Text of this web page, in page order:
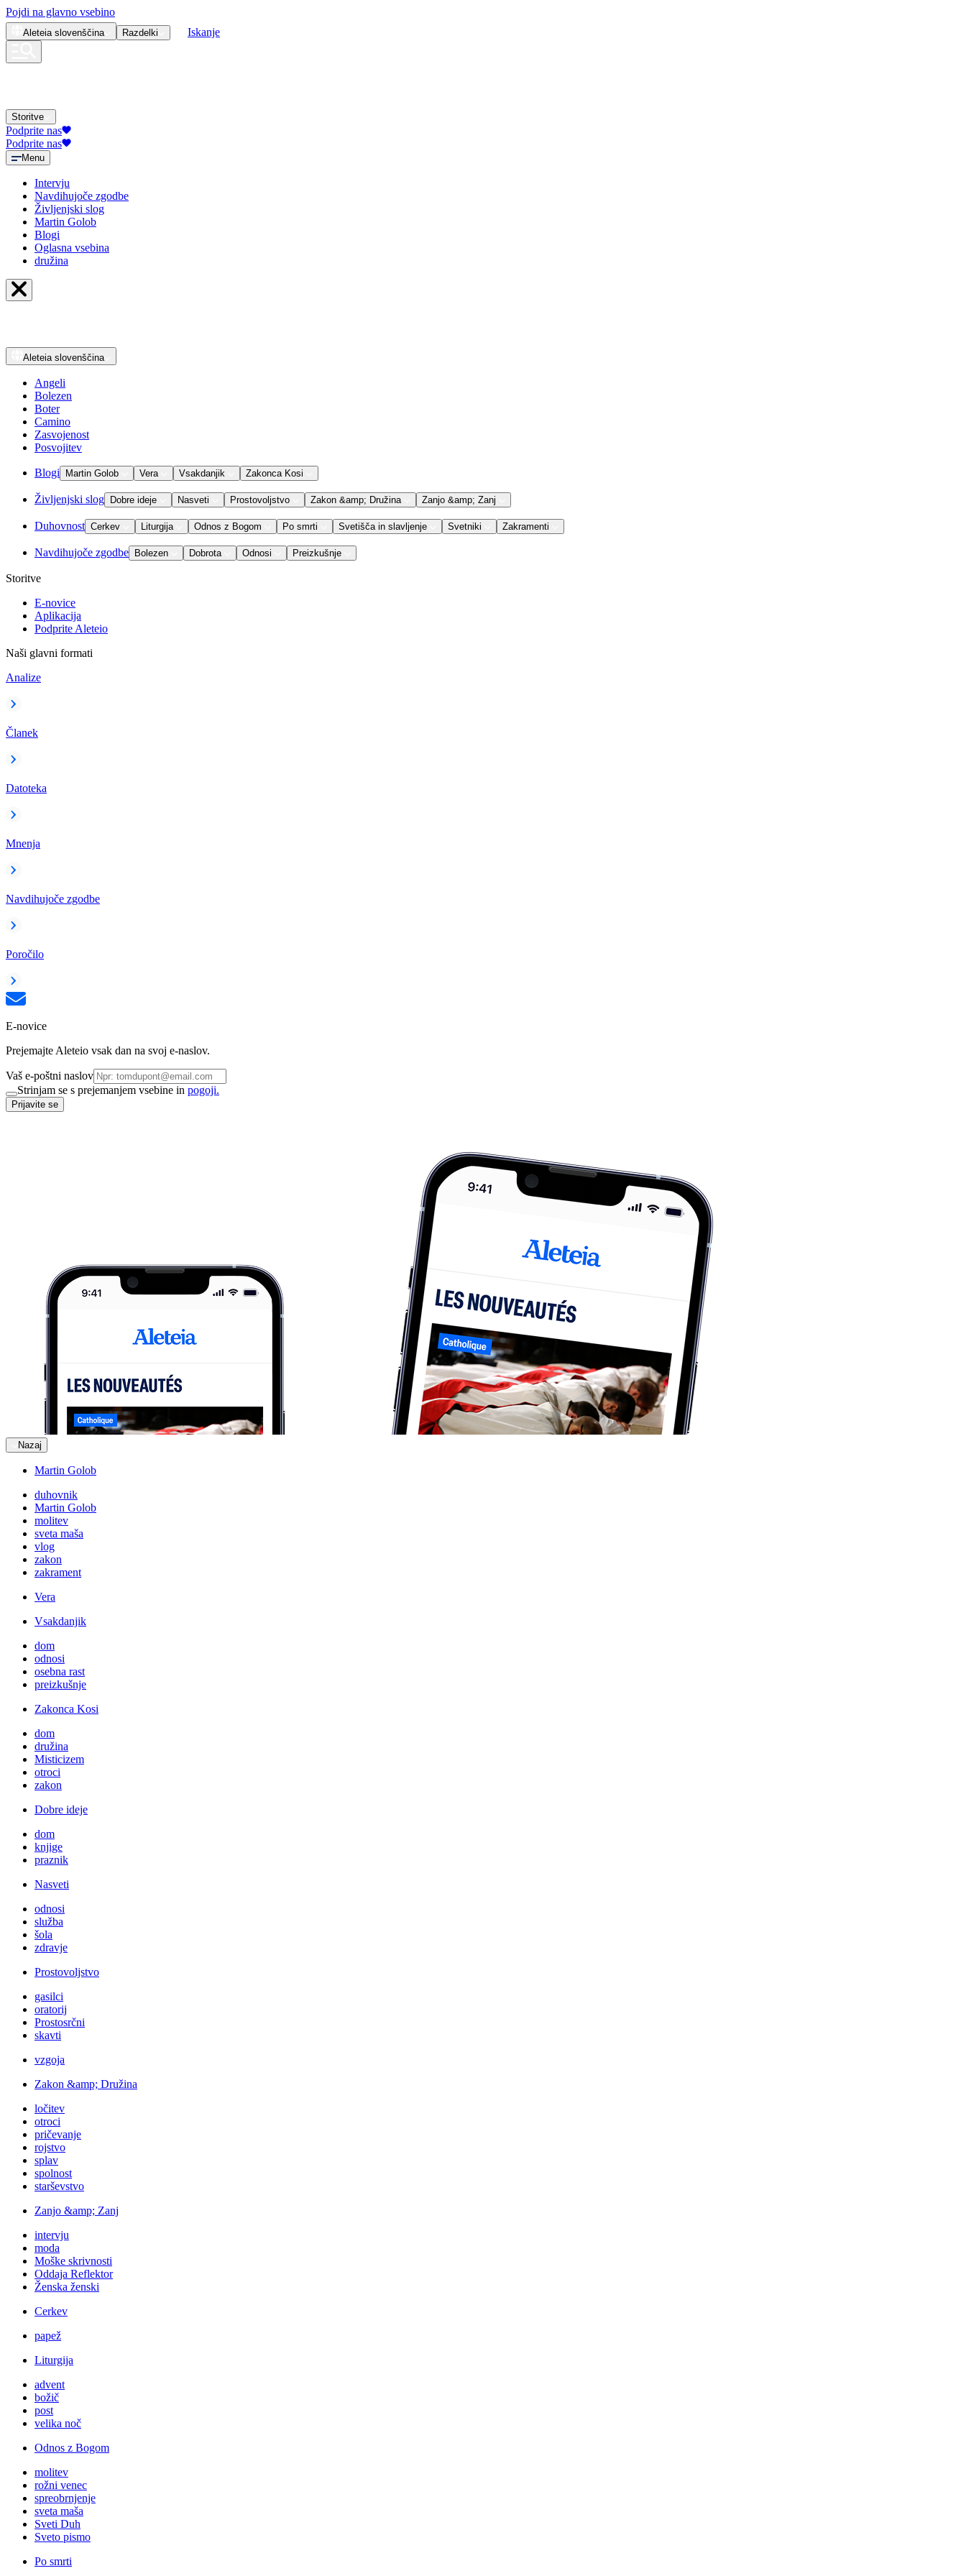
Pojdi na glavno vsebino
Aleteia slovenščina Razdelki Iskanje
Storitve
Podprite nas
Podprite nas
Menu
Intervju
Navdihujoče zgodbe
Življenjski slog
Martin Golob
Blogi
Oglasna vsebina
družina
Aleteia slovenščina
Angeli
Bolezen
Boter
Camino
Zasvojenost
Posvojitev
Blogi Martin Golob Vera Vsakdanjik Zakonca Kosi
Življenjski slog Dobre ideje Nasveti Prostovoljstvo Zakon &amp; Družina Zanjo &amp; Zanj
Duhovnost Cerkev Liturgija Odnos z Bogom Po smrti Svetišča in slavljenje Svetniki Zakramenti
Navdihujoče zgodbe Bolezen Dobrota Odnosi Preizkušnje
Storitve
E-novice
Aplikacija
Podprite Aleteio
Naši glavni formati
Analize
Članek
Datoteka
Mnenja
Navdihujoče zgodbe
Poročilo
E-novice
Prejemajte Aleteio vsak dan na svoj e-naslov.
Vaš e-poštni naslov
Strinjam se s prejemanjem vsebine in pogoji.
Prijavite se
Nazaj
Martin Golob
duhovnik
Martin Golob
molitev
sveta maša
vlog
zakon
zakrament
Vera
Vsakdanjik
dom
odnosi
osebna rast
preizkušnje
Zakonca Kosi
dom
družina
Misticizem
otroci
zakon
Dobre ideje
dom
knjige
praznik
Nasveti
odnosi
služba
šola
zdravje
Prostovoljstvo
gasilci
oratorij
Prostosrčni
skavti
vzgoja
Zakon &amp; Družina
ločitev
otroci
pričevanje
rojstvo
splav
spolnost
starševstvo
Zanjo &amp; Zanj
intervju
moda
Moške skrivnosti
Oddaja Reflektor
Ženska ženski
Cerkev
papež
Liturgija
advent
božič
post
velika noč
Odnos z Bogom
molitev
rožni venec
spreobrnjenje
sveta maša
Sveti Duh
Sveto pismo
Po smrti